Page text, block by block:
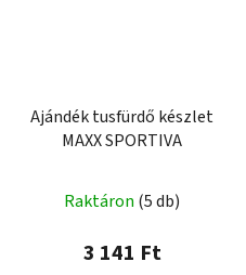
Ajándék tusfürdő készlet
MAXX SPORTIVA
Raktáron (5 db)
3 141 Ft